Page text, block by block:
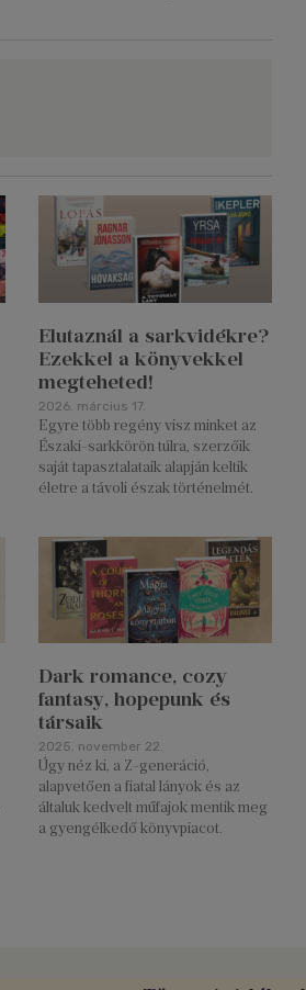
Elutaznál a sarkvidékre?
Ezekkel a könyvekkel
megteheted!
2026. március 17.
Egyre több regény visz minket az
Északi-sarkkörön túlra, szerzőik
saját tapasztalataik alapján keltik
életre a távoli észak történelmét.
Dark romance, cozy
fantasy, hopepunk és
társaik
2025. november 22.
Úgy néz ki, a Z-generáció,
alapvetően a fiatal lányok és az
általuk kedvelt műfajok mentik meg
a gyengélkedő könyvpiacot.